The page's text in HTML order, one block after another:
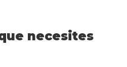
necesites